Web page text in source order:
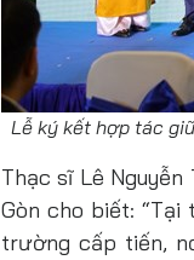
Lễ ký kết hợp tác
Thạc sĩ Lê Nguyễn
Gòn cho biết:
trường cấp tiến,